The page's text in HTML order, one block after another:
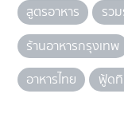
สูตรอาหาร รว
ร้านอาหารกรุงเทพ
อาหารไทย
ฟู้ด